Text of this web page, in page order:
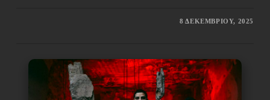
8 ΔΕΚΕΜΒΡΊΟΥ, 2025